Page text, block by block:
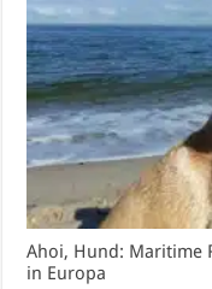
Ahoi, Hund: Maritime
in Europa